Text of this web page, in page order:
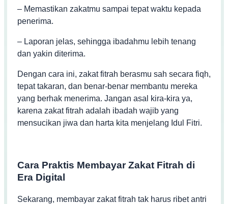
– Memastikan zakatmu sampai tepat waktu kepada
penerima.
– Laporan jelas, sehingga ibadahmu lebih tenang
dan yakin diterima.
Dengan cara ini, zakat fitrah berasmu sah secara fiqh,
tepat takaran, dan benar-benar membantu mereka
yang berhak menerima. Jangan asal kira-kira ya,
karena zakat fitrah adalah ibadah wajib yang
mensucikan jiwa dan harta kita menjelang Idul Fitri.
Cara Praktis Membayar Zakat Fitrah di
Era Digital
Sekarang, membayar zakat fitrah tak harus ribet antri